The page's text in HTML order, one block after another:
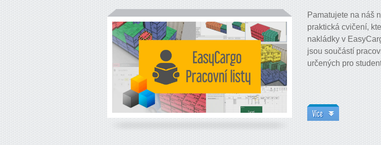
Pamatujete na náš
praktická cvičení,
nakládky v
jsou součástí
určených pro
Více